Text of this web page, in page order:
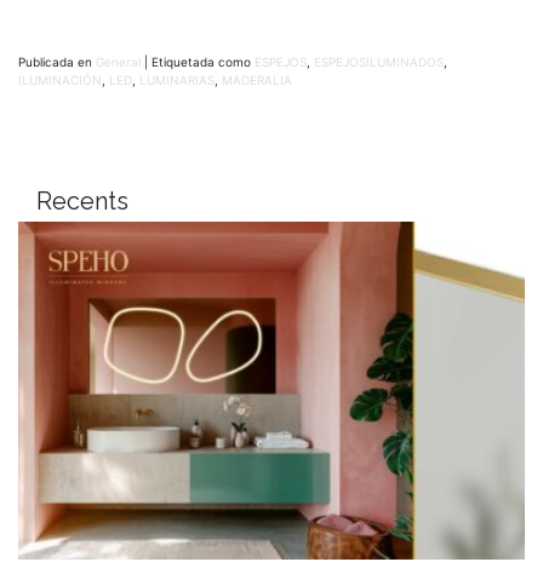
Publicada en General Etiquetada como ESPEJOS ESPEJOSILUMINADOS
ILUMINACIÓN
LED LUMINARIAS MADERALIA
Recents